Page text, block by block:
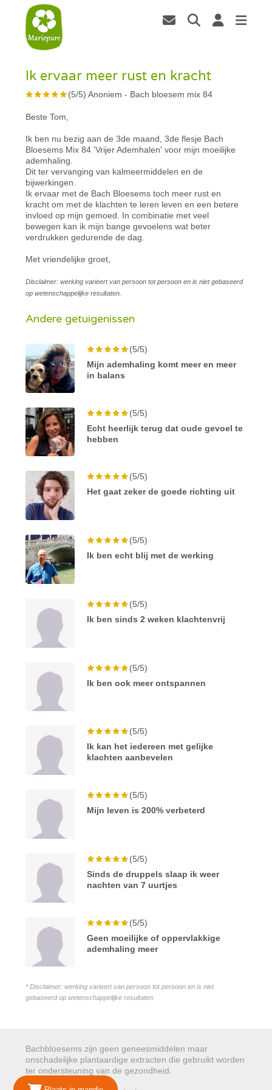
Ik ervaar meer rust en kracht
(5/5)Anoniem - Bach bloesem mix 84
Beste Tom,
Ik ben nu bezig aan de 3de maand, 3de flesje Bach
Bloesems Mix 84 'Vrijer Ademhalen' voor mijn moeilijke
ademhaling.
Dit ter vervanging van kalmeermiddelen en de
bijwerkingen.
Ik ervaar met de Bach Bloesems toch meer rust en
kracht om met de klachten te leren leven en een betere
invloed op mijn gemoed. In combinatie met veel
bewegen kan ik mijn bange gevoelens wat beter
verdrukken gedurende de dag.
Met vriendelijke groet,
Disclaimer: werking varieert van persoon tot persoon en is niet gebaseerd
op wetenschappelijke resultaten.
Andere getuigenissen
(5/5)
Mijn ademhaling komt meer en meer
in balans
(5/5)
Echt heerlijk terug dat oude gevoel te
hebben
(5/5)
Het gaat zeker de goede richting uit
(5/5)
Ik ben echt blij met de werking
(5/5)
Ik ben sinds 2 weken klachtenvrij
(5/5)
Ik ben ook meer ontspannen
(5/5)
Ik kan het iedereen met gelijke
klachten aanbevelen
(5/5)
Mijn leven is 200% verbeterd
(5/5)
Sinds de druppels slaap ik weer
nachten van 7 uurtjes
(5/5)
Geen moeilijke of oppervlakkige
ademhaling meer
* Disclaimer: werking varieert van persoon tot persoon en is niet
gebaseerd op wetenschappelijke resultaten.
Bachbloesems zijn geen geneesmiddelen maar
onschadelijke plantaardige extracten die gebruikt worden
ter ondersteuning van de gezondheid.